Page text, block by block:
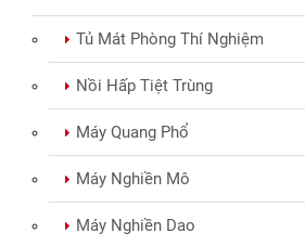
Tủ Mát Phòng Thí Nghiệm
Nồi Hấp Tiệt Trùng
Máy Quang Phổ
Máy Nghiền Mô
Máy Nghiền Dao